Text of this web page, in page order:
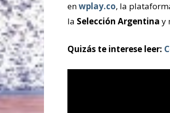
enwplay.co, la
la Selección Argentina y
Quizás te interese leer: